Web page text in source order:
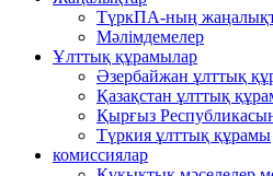
ТүркПА-ның
Мәлімдемелер
Ұлттық құрамылар
Әзербайжан ұлттық
Қазақстан ұлттық
Қырғыз
Түркия ұлттық құрамы
комиссиялар